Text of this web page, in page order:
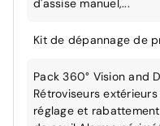
d'assise manuel,...
Kit de dépannage de
Pack 360° Vision and
Rétroviseurs
réglage et